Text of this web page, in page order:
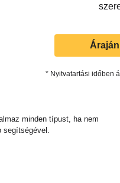
* Nyitvatartási időben
minden típust, ha nem
segítségével.